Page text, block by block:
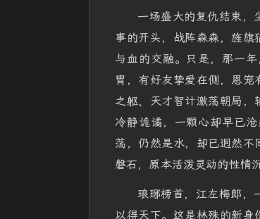
一场盛大的复仇结束，
事的开头，战阵森森，旌
与血的交融。只是，那一
胄，有好友挚爱在侧，恩
之躯、天才智计激荡朝局，
冷静诡谲，一颗心却早已
荡，仍然是水，却已迥然
磐石，原本活泼灵动的性情
琅琊榜首，江左梅郎，
以得天下。这是林殊的新